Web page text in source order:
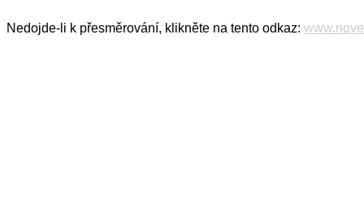
Nedojde-li k přesměrování, klikněte na tento odkaz: